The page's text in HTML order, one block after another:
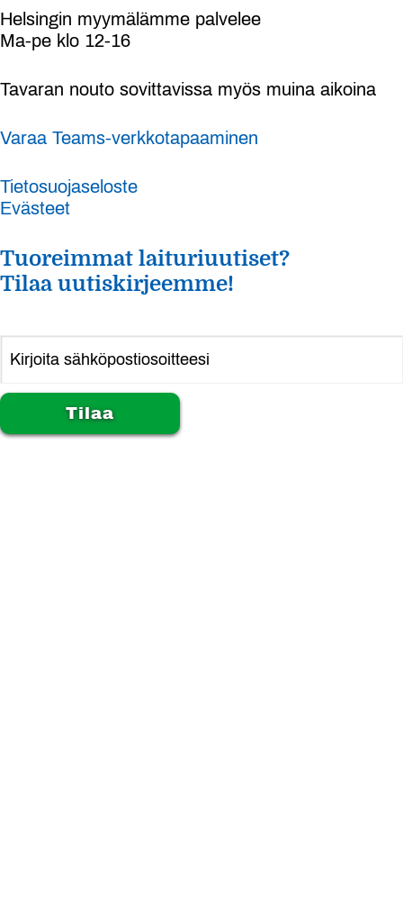
Helsingin myymälämme palvelee
Ma-pe klo 12-16
Tavaran nouto sovittavissa myös muina aikoina
Varaa Teams-verkkotapaaminen
Tietosuojaseloste
Evästeet
Tuoreimmat laituriuutiset?
Tilaa uutiskirjeemme!
Alternative: